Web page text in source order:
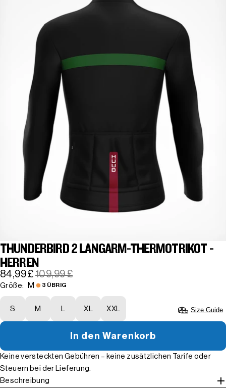
THUNDERBIRD 2 LANGARM-THERMOTRIKOT -
HERREN
84,99 £ 109,99 £
Größe: M 3 ÜBRIG
S M L XL XXL Size Guide
In den Warenkorb
Keine versteckten Gebühren – keine zusätzlichen Tarife oder
Steuern bei der Lieferung.
Beschreibung